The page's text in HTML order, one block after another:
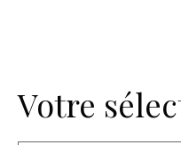
Votre